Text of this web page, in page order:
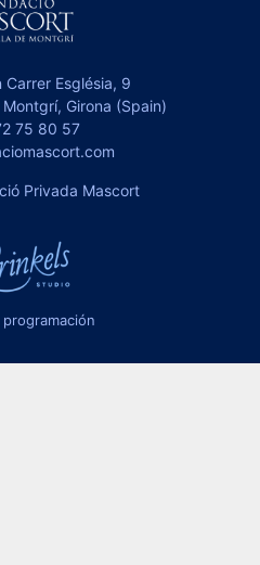
Carrer Església, 9
Girona (Spain)
75 80 57
Privada Mascort